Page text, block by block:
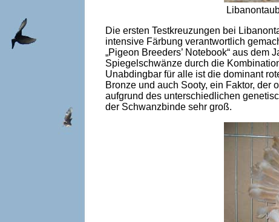
Die ersten Testkreuzungen bei
intensive Färbung verantwortlich
„Pigeon Breeders’ Notebook“ aus dem
Spiegelschwänze durch die
Unabdingbar für alle ist die dominant
Bronze und auch Sooty, ein Faktor, der
aufgrund des unterschiedlichen
der Schwanzbinde sehr groß.